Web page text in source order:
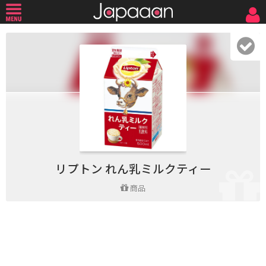
リプトン れん乳ミルクティー
商品